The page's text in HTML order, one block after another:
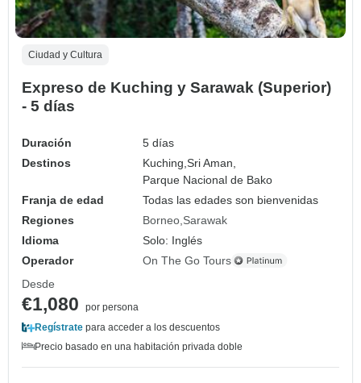
Ciudad y Cultura
Expreso de Kuching y Sarawak (Superior)
- 5 días
Duración
5 días
Destinos
Kuching,Sri Aman,
Parque Nacional de Bako
Franja de edad
Todas las edades son bienvenidas
Regiones
Borneo Sarawak
Idioma
Solo: Inglés
Operador
On The Go Tours
Desde
€1,080
por persona
Regístrate para acceder a los descuentos
Precio basado en una habitación privada doble